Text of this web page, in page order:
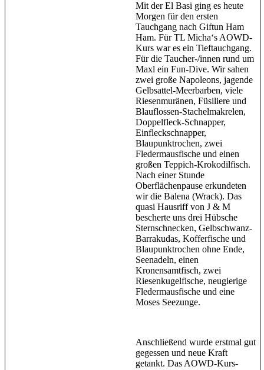
Mit der El Basi ging es heute
Morgen für den ersten
Tauchgang nach Giftun Ham
Ham. Für TL Micha‘s AOWD-
Kurs war es ein Tieftauchgang.
Für die Taucher-/innen rund um
Maxl ein Fun-Dive. Wir sahen
zwei große Napoleons, jagende
Gelbsattel-Meerbarben, viele
Riesenmuränen, Füsiliere und
Blauflossen-Stachelmakrelen,
Doppelfleck-Schnapper,
Einfleckschnapper,
Blaupunktrochen, zwei
Fledermausfische und einen
großen Teppich-Krokodilfisch.
Nach einer Stunde
Oberflächenpause erkundeten
wir die Balena (Wrack). Das
quasi Hausriff von J & M
bescherte uns drei Hübsche
Sternschnecken, Gelbschwanz-
Barrakudas, Kofferfische und
Blaupunktrochen ohne Ende,
Seenadeln, einen
Kronensamtfisch, zwei
Riesenkugelfische, neugierige
Fledermausfische und eine
Moses Seezunge.
Anschließend wurde erstmal gut
gegessen und neue Kraft
getankt. Das AOWD-Kurs-